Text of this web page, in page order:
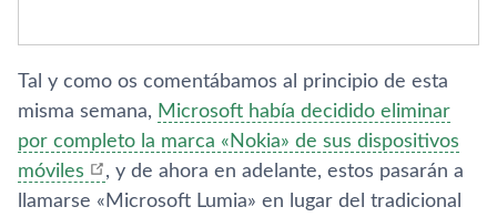
Tal y como os comentábamos al principio de esta
misma semana, Microsoft habí­a decidido eliminar
por completo la marca «Nokia» de sus dispositivos
móviles
, y de ahora en adelante, estos pasarán a
llamarse «Microsoft Lumia» en lugar del tradicional